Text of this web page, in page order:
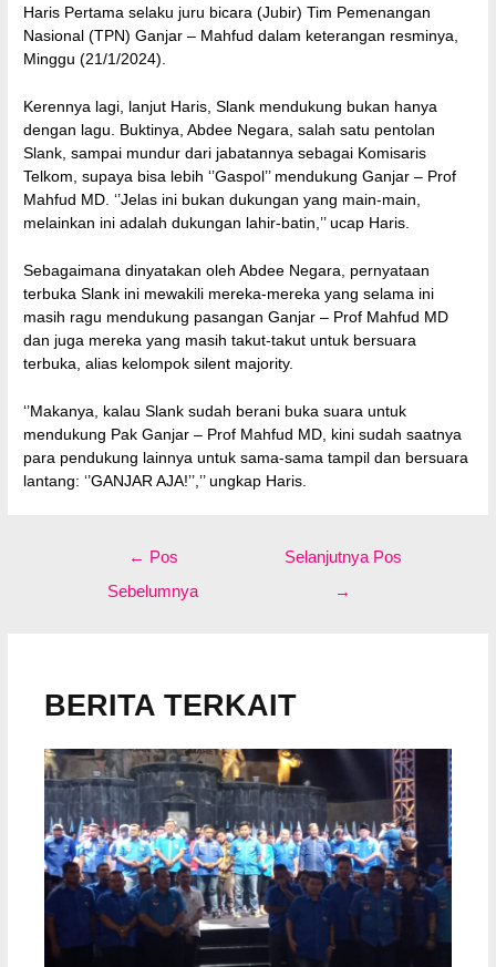
Haris Pertama selaku juru bicara (Jubir) Tim Pemenangan
Nasional (TPN) Ganjar – Mahfud dalam keterangan resminya,
Minggu (21/1/2024).
Kerennya lagi, lanjut Haris, Slank mendukung bukan hanya
dengan lagu. Buktinya, Abdee Negara, salah satu pentolan
Slank, sampai mundur dari jabatannya sebagai Komisaris
Telkom, supaya bisa lebih ‘’Gaspol’’ mendukung Ganjar – Prof
Mahfud MD. ‘’Jelas ini bukan dukungan yang main-main,
melainkan ini adalah dukungan lahir-batin,’’ ucap Haris.
Sebagaimana dinyatakan oleh Abdee Negara, pernyataan
terbuka Slank ini mewakili mereka-mereka yang selama ini
masih ragu mendukung pasangan Ganjar – Prof Mahfud MD
dan juga mereka yang masih takut-takut untuk bersuara
terbuka, alias kelompok silent majority.
‘’Makanya, kalau Slank sudah berani buka suara untuk
mendukung Pak Ganjar – Prof Mahfud MD, kini sudah saatnya
para pendukung lainnya untuk sama-sama tampil dan bersuara
lantang: ‘’GANJAR AJA!’’,’’ ungkap Haris.
← Pos
Sebelumnya
Selanjutnya Pos
→
BERITA TERKAIT